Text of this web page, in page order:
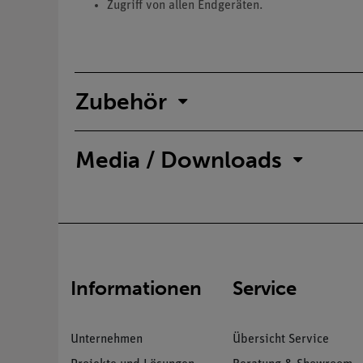
Zugriff von allen Endgeräten.
Zubehör
Media / Downloads
Informationen
Unternehmen
Service
Übersicht Service